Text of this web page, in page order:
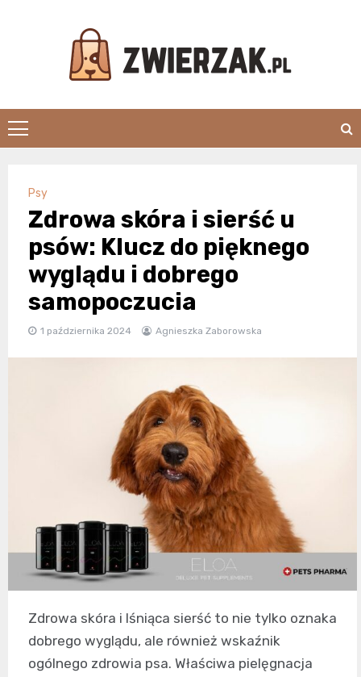
Zwierzak.pl
Psy
Zdrowa skóra i sierść u
psów: Klucz do pięknego
wyglądu i dobrego
samopoczucia
1 października 2024 Agnieszka Zaborowska
Zdrowa skóra i lśniąca sierść to nie tylko oznaka
dobrego wyglądu, ale również wskaźnik
ogólnego zdrowia psa. Właściwa pielęgnacja